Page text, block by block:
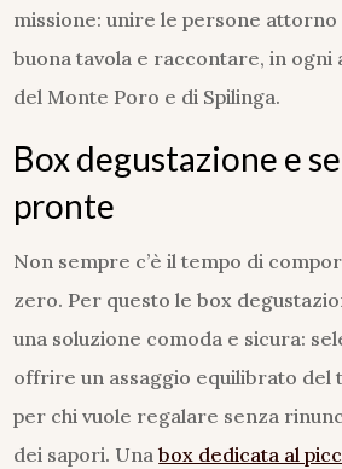
missione: unire le persone attorno
buona tavola e raccontare, in ogni
del Monte Poro e di Spilinga.
Box degustazione e
pronte
Non sempre c’è il tempo di
zero. Per questo le box
una soluzione comoda e sicura:
offrire un assaggio equilibrato del
per chi vuole regalare senza
dei sapori. Unabox dedicata al